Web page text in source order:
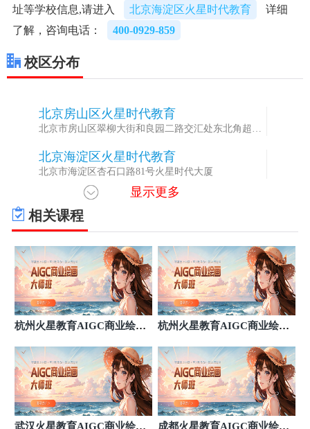
址等学校信息,请进入
北京海淀区火星时代教育
详细
了解，咨询电话：
400-0929-859
校区分布
北京房山区火星时代教育
北京市房山区翠柳大街和良园二路交汇处东北角超级
北京海淀区火星时代教育
北京市海淀区杏石口路81号火星时代大厦
显示更多
相关课程
杭州火星教育AIGC商业绘画
杭州火星教育AIGC商业绘画
武汉火星教育AIGC商业绘画 成都火星教育AIGC商业绘画